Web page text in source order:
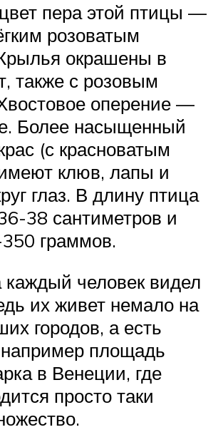
пера этой птицы —
розоватым
окрашены в
также с розовым
оперение —
Более насыщенный
(с красноватым
клюв, лапы и
глаз. В длину птица
38 сантиметров и
граммов.
каждый человек видел
их живет немало на
городов, а есть
например площадь
в Венеции, где
просто таки